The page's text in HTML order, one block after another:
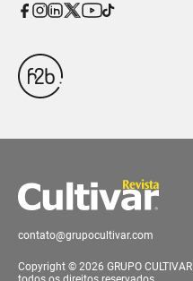
contato@grupocultivar.com
Copyright © 2026 GRUPO CULTIVAR